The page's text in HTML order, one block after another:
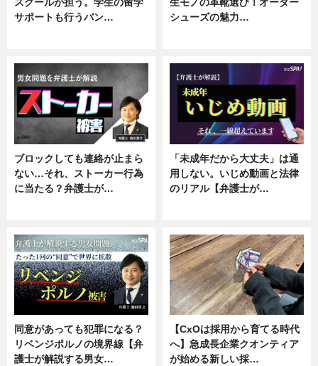
スクールが担う。学生の留学
サポートも行うバン…
生モノの革靴選び！オーダー
シューズの魅力…
ブロックしても連絡が止まら
ない…それ、ストーカー行為
に当たる？弁護士が…
「未成年だから大丈夫」は通
用しない。いじめ動画と法律
のリアル【弁護士が…
同意があっても犯罪になる？
リベンジポルノの境界線【弁
護士が解説する男女…
【CxOは採用から育てる時代
へ】急成長企業クオンティア
が始める新しい採…